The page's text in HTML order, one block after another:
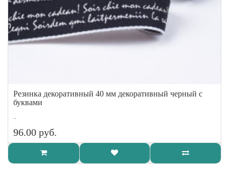
Резинка декоративный 40 мм декоративный черный с
буквами
..
96.00 руб.